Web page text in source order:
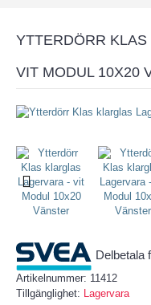
YTTERDÖRR
VIT MODUL 10X20
Delbetala
Artikelnummer: 11412
Tillgänglighet: Lagervara